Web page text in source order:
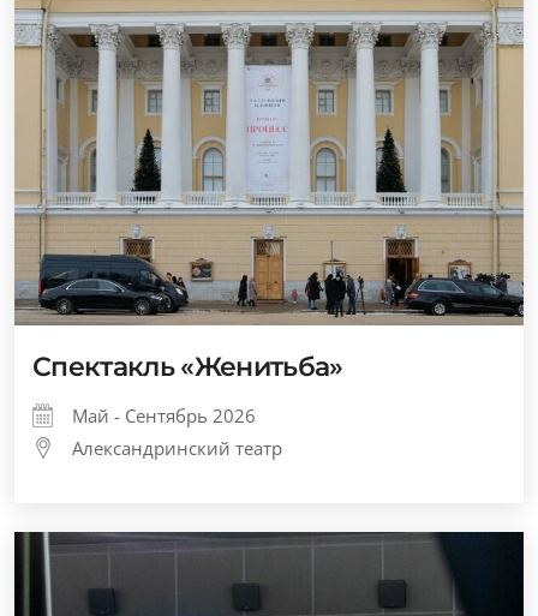
Спектакль «Женитьба»
Май - Сентябрь 2026
Александринский театр